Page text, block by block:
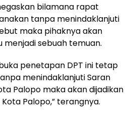
bilamana rapat
tanpa menindaklanjuti
maka pihaknya akan
menjadi sebuah temuan.
penetapan DPT ini tetap
menindaklanjuti Saran
Palopo maka akan dijadikan
Palopo,” terangnya.